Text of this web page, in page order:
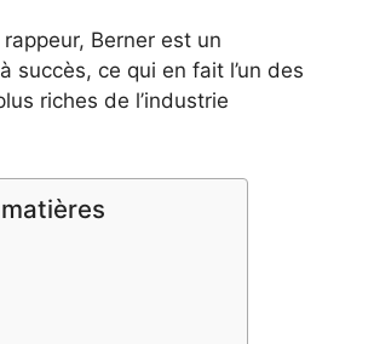
rappeur, Berner est un
succès, ce qui en fait l’un des
riches de l’industrie